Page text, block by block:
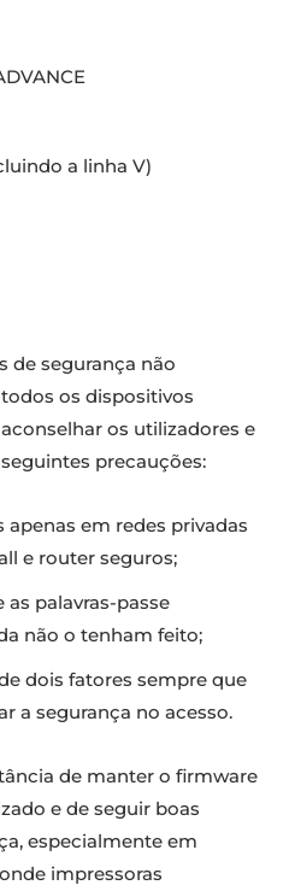
a linha V)
de segurança não
os dispositivos
os utilizadores e
precauções:
apenas em redes privadas
e router seguros;
palavras-passe
não o tenham feito;
dois fatores sempre que
a segurança no acesso.
de manter o firmware
e de seguir boas
especialmente em
impressoras